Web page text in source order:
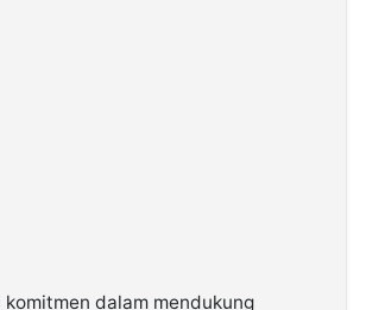
dalam mendukung